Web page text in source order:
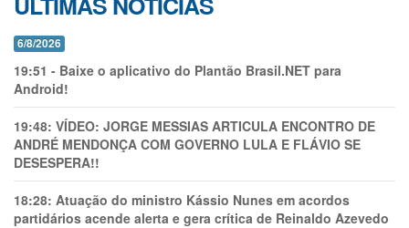
6/8/2026
19:51 - Baixe o aplicativo do Plantão Brasil.NET para
Android!
19:48: VÍDEO: JORGE MESSIAS ARTICULA ENCONTRO DE
ANDRÉ MENDONÇA COM GOVERNO LULA E FLÁVIO SE
DESESPERA!!
18:28: Atuação do ministro Kássio Nunes em acordos
partidários acende alerta e gera crítica de Reinaldo Azevedo